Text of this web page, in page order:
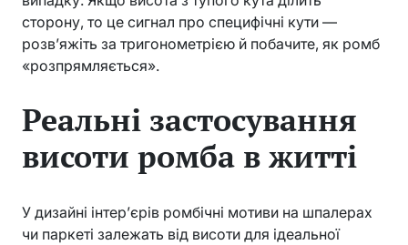
сторону, то це сигнал про специфічні кути —
розв’яжіть за тригонометрією й побачите, як ромб
«розпрямляється».
Реальні застосування
висоти ромба в житті
У дизайні інтер’єрів ромбічні мотиви на шпалерах
чи паркеті залежать від висоти для ідеальної